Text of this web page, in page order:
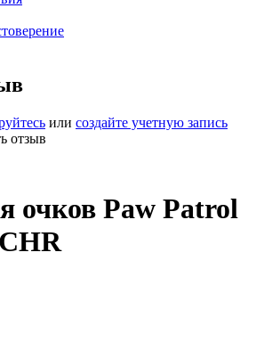
или создайте учетную запись
отзыв
очков Paw Patrol